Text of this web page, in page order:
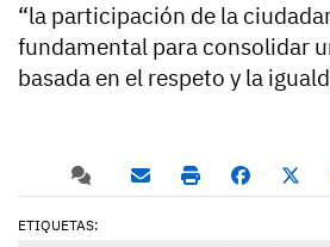
“la participación de la
fundamental para consolidar
basada en el respeto y la
ETIQUETAS: